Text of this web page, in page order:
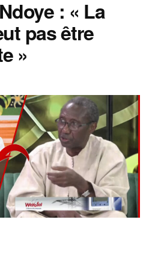
: « La
pas être
»